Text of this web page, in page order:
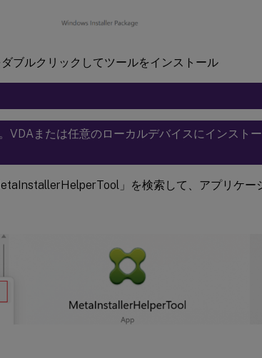
ブルクリックしてツールをインストール
VDAまたは任意のローカルデバイスにインストー
」を検索して、アプリケー